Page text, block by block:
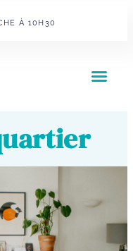
À 10H30